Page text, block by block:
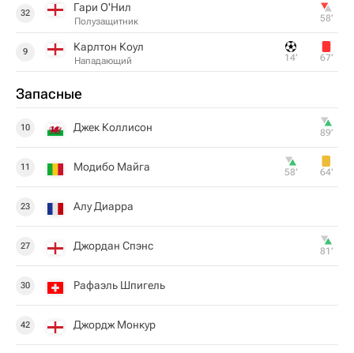
32 Гари О'Нил
Полузащитник 58‎’‎
9 Карлтон Коул
Нападающий 14‎’‎ 67‎’‎
Запасные
10 Джек Коллисон 89‎’‎
11 Модибо Майга 58‎’‎ 64‎’‎
23 Алу Диарра
27 Джордан Спэнс 81‎’‎
30 Рафаэль Шпигель
42 Джордж Монкур